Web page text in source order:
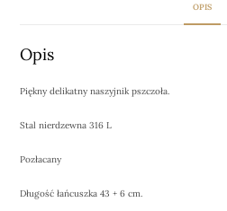
OPIS
Opis
Piękny delikatny naszyjnik pszczoła.
Stal nierdzewna 316 L
Pozłacany
Długość łańcuszka 43 + 6 cm.